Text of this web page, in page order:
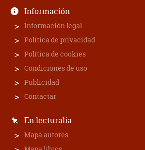
Información
Información legal
Política de privacidad
Política de cookies
Condiciones de uso
Publicidad
Contactar
En lecturalia
Mapa autores